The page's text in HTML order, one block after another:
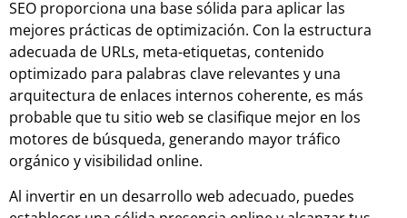
SEO proporciona una base sólida para aplicar las
mejores prácticas de optimización. Con la estructura
adecuada de URLs, meta-etiquetas, contenido
optimizado para palabras clave relevantes y una
arquitectura de enlaces internos coherente, es más
probable que tu sitio web se clasifique mejor en los
motores de búsqueda, generando mayor tráfico
orgánico y visibilidad online.
Al invertir en un desarrollo web adecuado, puedes